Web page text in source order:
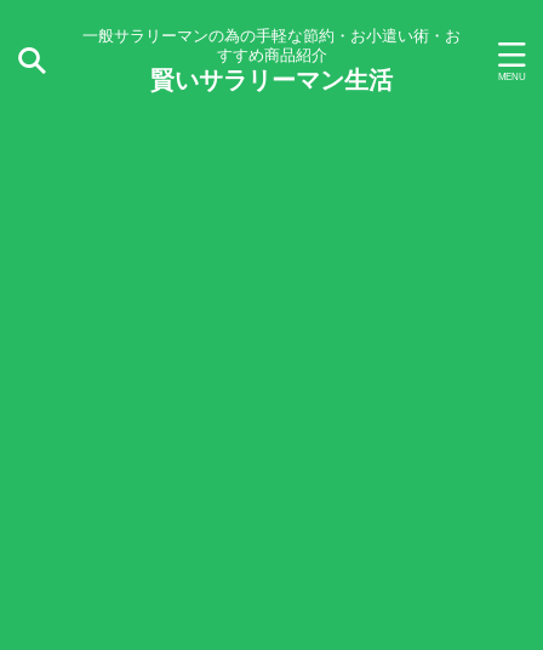
一般サラリーマンの為の手軽な節約・お小遣い術・お
すすめ商品紹介
賢いサラリーマン生活